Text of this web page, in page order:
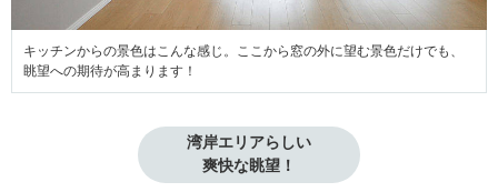
キッチンからの景色はこんな感じ。ここから窓の外に望む景色だけでも、
眺望への期待が高まります！
湾岸エリアらしい
爽快な眺望！